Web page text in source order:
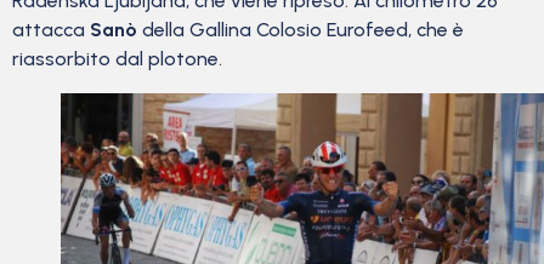
attacca Sanò della Gallina Colosio Eurofeed, che è
riassorbito dal plotone.